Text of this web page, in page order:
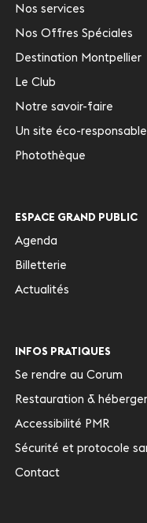
Nos services
Nos Offres Spéciales
Destination Montpellier
Le Club
Notre savoir-faire
Un site éco-responsable
Photothèque
ESPACE GRAND PUBLIC
Agenda
Billetterie
Actualités
INFOS PRATIQUES
Se rendre au Corum
Restauration &
Accessibilité PMR
Sécurité et protocole
Contact